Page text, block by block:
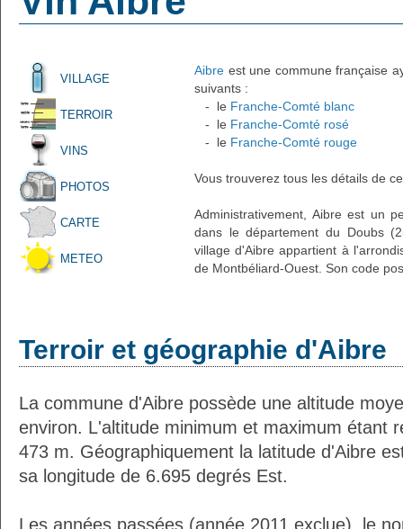
VILLAGE
TERROIR
VINS
PHOTOS
CARTE
METEO
Aibre est une commune française
suivants :
- le Franche-Comté blanc
- le Franche-Comté rosé
- le Franche-Comté rouge
Vous trouverez tous les détails de
Administrativement, Aibre est un
dans le département du Doubs
village d'Aibre appartient à
de Montbéliard-Ouest. Son code
Terroir et géographie d'Aibre
La commune d'Aibre possède une altitude
environ. L'altitude minimum et maximum étant
473 m. Géographiquement la latitude d'Aibre
sa longitude de 6.695 degrés Est.
Les années passées (année 2011 exclue), le